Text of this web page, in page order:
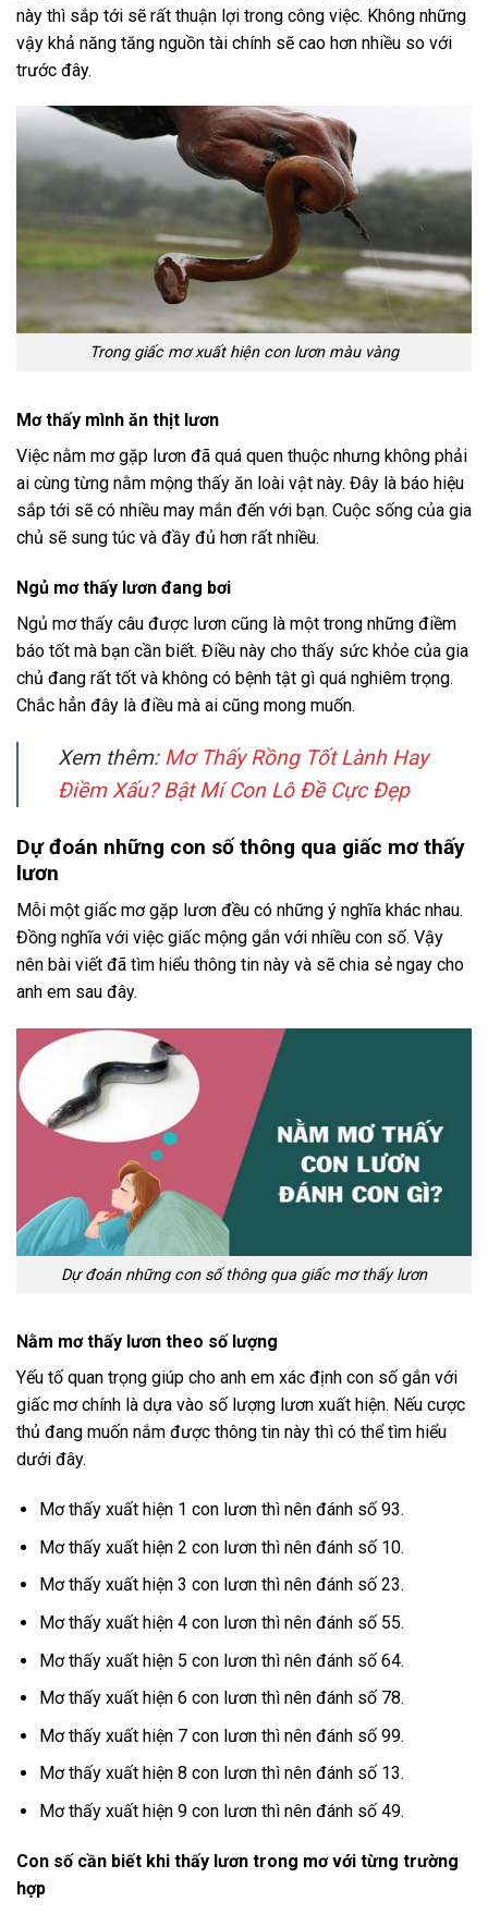
này thì sắp tới sẽ rất thuận lợi trong công việc. Không những
vậy khả năng tăng nguồn tài chính sẽ cao hơn nhiều so với
trước đây.
Trong giấc mơ xuất hiện con lươn màu vàng
Mơ thấy mình ăn thịt lươn
Việc nằm mơ gặp lươn đã quá quen thuộc nhưng không phải
ai cùng từng nằm mộng thấy ăn loài vật này. Đây là báo hiệu
sắp tới sẽ có nhiều may mắn đến với bạn. Cuộc sống của gia
chủ sẽ sung túc và đầy đủ hơn rất nhiều.
Ngủ mơ thấy lươn đang bơi
Ngủ mơ thấy câu được lươn cũng là một trong những điềm
báo tốt mà bạn cần biết. Điều này cho thấy sức khỏe của gia
chủ đang rất tốt và không có bệnh tật gì quá nghiêm trọng.
Chắc hẳn đây là điều mà ai cũng mong muốn.
Xem thêm: Mơ Thấy Rồng Tốt Lành Hay
Điềm Xấu? Bật Mí Con Lô Đề Cực Đẹp
Dự đoán những con số thông qua giấc mơ thấy
lươn
Mỗi một giấc mơ gặp lươn đều có những ý nghĩa khác nhau.
Đồng nghĩa với việc giấc mộng gắn với nhiều con số. Vậy
nên bài viết đã tìm hiểu thông tin này và sẽ chia sẻ ngay cho
anh em sau đây.
Dự đoán những con số thông qua giấc mơ thấy lươn
Nằm mơ thấy lươn theo số lượng
Yếu tố quan trọng giúp cho anh em xác định con số gắn với
giấc mơ chính là dựa vào số lượng lươn xuất hiện. Nếu cược
thủ đang muốn nắm được thông tin này thì có thể tìm hiểu
dưới đây.
Mơ thấy xuất hiện 1 con lươn thì nên đánh số 93.
Mơ thấy xuất hiện 2 con lươn thì nên đánh số 10.
Mơ thấy xuất hiện 3 con lươn thì nên đánh số 23.
Mơ thấy xuất hiện 4 con lươn thì nên đánh số 55.
Mơ thấy xuất hiện 5 con lươn thì nên đánh số 64.
Mơ thấy xuất hiện 6 con lươn thì nên đánh số 78.
Mơ thấy xuất hiện 7 con lươn thì nên đánh số 99.
Mơ thấy xuất hiện 8 con lươn thì nên đánh số 13.
Mơ thấy xuất hiện 9 con lươn thì nên đánh số 49.
Con số cần biết khi thấy lươn trong mơ với từng trường
hợp